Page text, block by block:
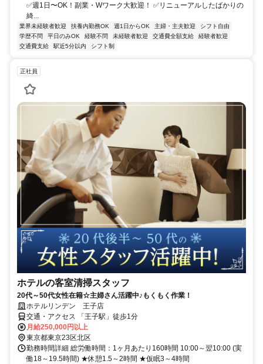
✅週1日〜OK！副業・Wワーク大歓迎！ ✅リニューアルしたばかりの
綺...
業界未経験者歓迎 扶養内勤務OK 週1日からOK 主婦・主夫歓迎
シフト自由
学歴不問
平日のみOK 経験不問 未経験者歓迎 交通費全額支給
経験者歓迎
交通費支給
駅近5分以内 シフト制
正社員
ホテルの客室清掃スタッフ
20代～50代女性在籍☆主婦さん活躍中♪もくもく作業！
ホテルリンデン 王子店
交通・アクセス 「王子駅」徒歩1分
月給250,000円以上
東京都東京23区北区
勤務時間詳細 総労働時間：1ヶ月あたり160時間 10:00～翌10:00 (実
働18～19.5時間) ★休憩1.5～2時間 ★仮眠3～4時間